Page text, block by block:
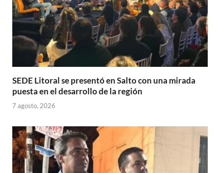
SEDE Litoral se presentó en Salto con una mirada
puesta en el desarrollo de la región
7 agosto, 2026